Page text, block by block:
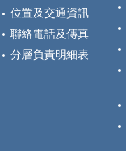
位置及交通資訊
聯絡電話及傳真
分層負責明細表